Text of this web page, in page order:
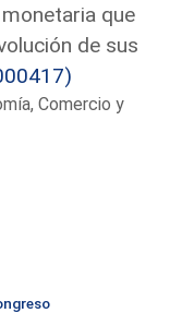
que
de sus
Comercio y